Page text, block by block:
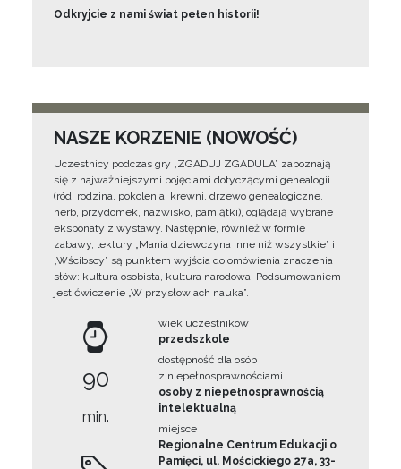
Odkryjcie z nami świat pełen historii!
NASZE KORZENIE (NOWOŚĆ)
Uczestnicy podczas gry „ZGADUJ ZGADULA” zapoznają
się z najważniejszymi pojęciami dotyczącymi genealogii
(ród, rodzina, pokolenia, krewni, drzewo genealogiczne,
herb, przydomek, nazwisko, pamiątki), oglądają wybrane
eksponaty z wystawy. Następnie, również w formie
zabawy, lektury „Mania dziewczyna inne niż wszystkie” i
„Wścibscy” są punktem wyjścia do omówienia znaczenia
słów: kultura osobista, kultura narodowa. Podsumowaniem
jest ćwiczenie „W przysłowiach nauka”.
90
min.
wiek uczestników
przedszkole
dostępność dla osób
z niepełnosprawnościami
osoby z niepełnosprawnością
intelektualną
miejsce
Regionalne Centrum Edukacji o
Pamięci, ul. Mościckiego 27a, 33-